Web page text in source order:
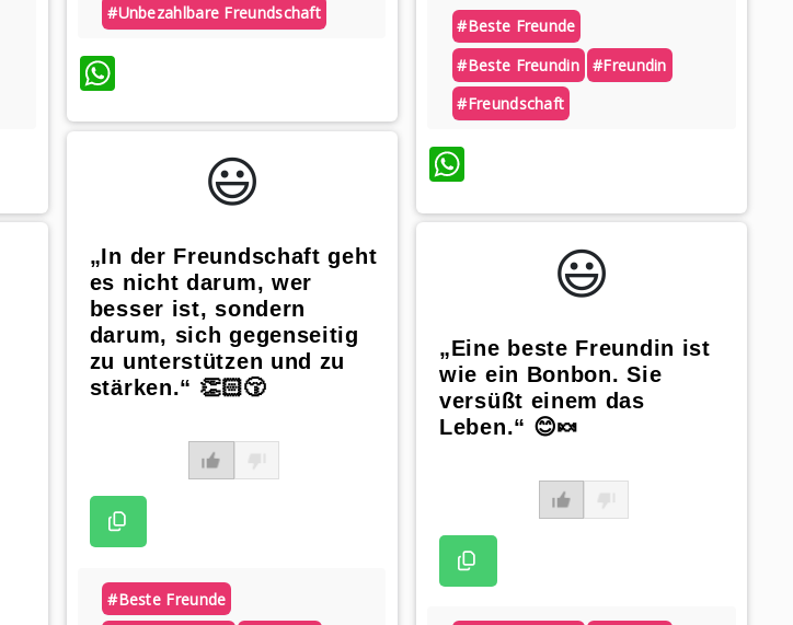
#unbezahlbare Freundschaft
😃️
„In der Freundschaft geht
es nicht darum, wer
besser ist, sondern
darum, sich gegenseitig
zu unterstützen und zu
stärken.“ 👏🏻😚
#beste Freunde
#beste Freunde
#beste Freundin
#freundin
#freundschaft
😃️
„Eine beste Freundin ist
wie ein Bonbon. Sie
versüßt einem das
Leben.“ 😊🍬